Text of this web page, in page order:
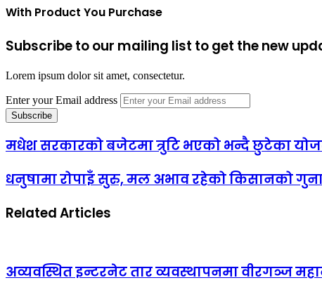
With Product You Purchase
Subscribe to our mailing list to get the new
Lorem ipsum dolor sit amet, consectetur.
Enter your Email address
मधेश सरकारको बजेटमा त्रुटि भएको भन्दै छुटेका
धनुषामा रोपाइँ सुरु, मल अभाव रहेको किसानको
Related Articles
अव्यवस्थित इन्टरनेट तार व्यवस्थापनमा वीरगञ्ज